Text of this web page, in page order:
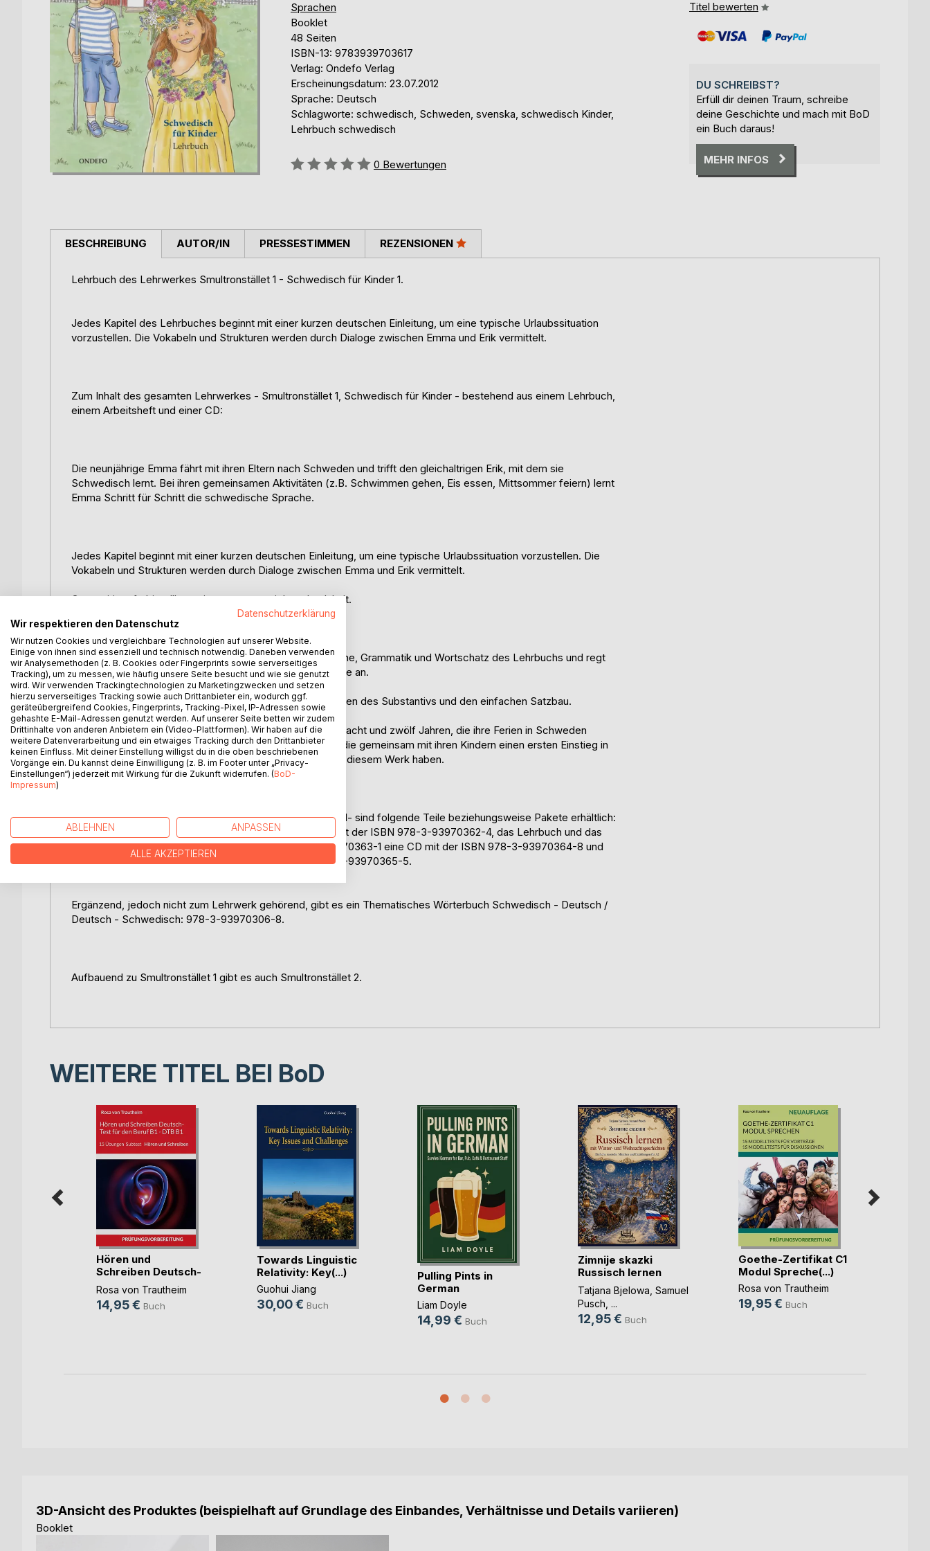
Sprachen
Booklet
48 Seiten
ISBN-13: 9783939703617
Verlag: Ondefo Verlag
Erscheinungsdatum: 23.07.2012
Sprache: Deutsch
Schlagworte: schwedisch, Schweden, svenska, schwedisch Kinder,
Lehrbuch schwedisch
Bewertung::
0 Bewertungen
Titel bewerten
DU SCHREIBST?
Erfüll dir deinen Traum, schreibe
deine Geschichte und mach mit BoD
ein Buch daraus!
MEHR INFOS
BESCHREIBUNG
Lehrbuch des Lehrwerkes Smultronstället 1 - Schwedisch für Kinder 1.
Jedes Kapitel des Lehrbuches beginnt mit einer kurzen deutschen Einleitung, um eine typische Urlaubssituation
vorzustellen. Die Vokabeln und Strukturen werden durch Dialoge zwischen Emma und Erik vermittelt.
Zum Inhalt des gesamten Lehrwerkes - Smultronstället 1, Schwedisch für Kinder - bestehend aus einem Lehrbuch,
einem Arbeitsheft und einer CD:
Die neunjährige Emma fährt mit ihren Eltern nach Schweden und trifft den gleichaltrigen Erik, mit dem sie
Schwedisch lernt. Bei ihren gemeinsamen Aktivitäten (z.B. Schwimmen gehen, Eis essen, Mittsommer feiern) lernt
Emma Schritt für Schritt die schwedische Sprache.
Jedes Kapitel beginnt mit einer kurzen deutschen Einleitung, um eine typische Urlaubssituation vorzustellen. Die
Vokabeln und Strukturen werden durch Dialoge zwischen Emma und Erik vermittelt.
Ganzseitige, farbige Illustrationen unterstreichen den Inhalt.
Das Arbeitsheft bietet spielerische Übungen zu Aussprache, Grammatik und Wortschatz des Lehrbuchs und regt
zur weiteren Beschäftigung mit der schwedischen Sprache an.
Die Grammatik beschränkt sich auf das Präsens, die Formen des Substantivs und den einfachen Satzbau.
Smultronstället wendet sich vor allem an Kinder zwischen acht und zwölf Jahren, die ihre Ferien in Schweden
verbringen oder verbringen möchten. Auch Erwachsene, die gemeinsam mit ihren Kindern einen ersten Einstieg in
die schwedische Alltagssprache suchen werden Spaß an diesem Werk haben.
Zum Lehrwerk - Smultronstället 1, Schwedisch für Kinder 1- sind folgende Teile beziehungsweise Pakete erhältlich:
Lehrbuch mit der ISBN 978-3-93970361-7, Arbeitsheft mit der ISBN 978-3-93970362-4, das Lehrbuch und das
Arbeitsheft zusammen im Paket mit der ISBN 978-3-93970363-1 eine CD mit der ISBN 978-3-93970364-8 und
das Gesamtpaket (Lehrbuch, Arbeitsheft und CD): 978-3-93970365-5.
Ergänzend, jedoch nicht zum Lehrwerk gehörend, gibt es ein Thematisches Wörterbuch Schwedisch - Deutsch /
Deutsch - Schwedisch: 978-3-93970306-8.
Aufbauend zu Smultronstället 1 gibt es auch Smultronstället 2.
AUTOR/IN PRESSESTIMMEN REZENSIONEN
WEITERE TITEL BEI BoD
Hören und
Schreiben Deutsch-
Test f(...)
Rosa von Trautheim
14,95 € Buch
Towards Linguistic
Relativity: Key(...)
Guohui Jiang
30,00 € Buch
Pulling Pints in
German
Liam Doyle
14,99 € Buch
Zimnije skazki
Russisch lernen
mit(...)
Tatjana Bjelowa Samuel
Pusch , ...
12,95 € Buch
Goethe-Zertifikat C1
Modul Spreche(...)
Rosa von Trautheim
19,95 € Buch
3D-Ansicht des Produktes (beispielhaft auf Grundlage des Einbandes, Verhältnisse und Details variieren)
Booklet
Datenschutzerklärung
Wir respektieren den Datenschutz
Wir nutzen Cookies und vergleichbare Technologien auf unserer Website.
Einige von ihnen sind essenziell und technisch notwendig. Daneben verwenden
wir Analysemethoden (z. B. Cookies oder Fingerprints sowie serverseitiges
Tracking), um zu messen, wie häufig unsere Seite besucht und wie sie genutzt
wird. Wir verwenden Trackingtechnologien zu Marketingzwecken und setzen
hierzu serverseitiges Tracking sowie auch Drittanbieter ein, wodurch ggf.
geräteübergreifend Cookies, Fingerprints, Tracking-Pixel, IP-Adressen sowie
gehashte E-Mail-Adressen genutzt werden. Auf unserer Seite betten wir zudem
Drittinhalte von anderen Anbietern ein (Video-Plattformen). Wir haben auf die
weitere Datenverarbeitung und ein etwaiges Tracking durch den Drittanbieter
keinen Einfluss. Mit deiner Einstellung willigst du in die oben beschriebenen
Vorgänge ein. Du kannst deine Einwilligung (z. B. im Footer unter „Privacy-
Einstellungen“) jederzeit mit Wirkung für die Zukunft widerrufen. (BoD-
Impressum)
ABLEHNEN ANPASSEN
ALLE AKZEPTIEREN